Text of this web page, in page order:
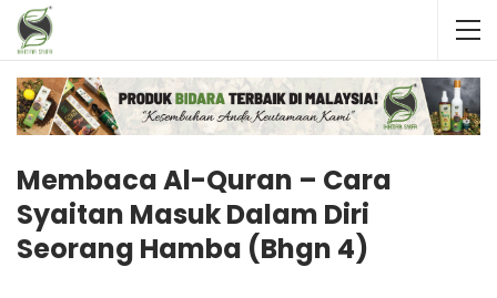
Membaca Al-Quran – Cara
Syaitan Masuk Dalam Diri
Seorang Hamba (Bhgn 4)